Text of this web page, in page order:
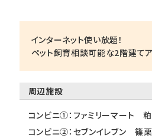
インターネット使い放題！
ペット飼育相談可能な2階建てア
周辺施設
コンビニ①：ファミリーマート
コンビニ②：セブンイレブン